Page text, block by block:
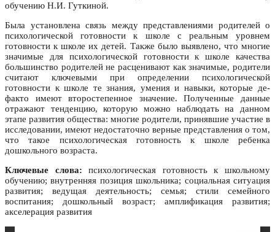
обучению Н.И. Гуткиной.
Была установлена связь между представлениями родителей о
психологической готовности к школе с реальным уровнем
готовности к школе их детей. Также было выявлено, что многие
значимые для психологической готовности к школе качества
большинство родителей не расценивают как значимые, родители
считают ключевыми при определении психологической
готовности к школе те знания, умения и навыки, которые де-
факто имеют второстепенное значение. Полученные данные
отражают тенденцию, которую можно наблюдать на данном
этапе развития общества: многие родители, принявшие участие в
исследовании, имеют недостаточно верные представления о том,
что такое психологическая готовность к школе ребенка
дошкольного возраста.
Ключевые слова: психологическая готовность к школьному
обучению; внутренняя позиция школьника; социальная ситуация
развития; ведущая деятельность; семья; стили семейного
воспитания; дошкольный возраст; амплификация развития;
акселерация развития